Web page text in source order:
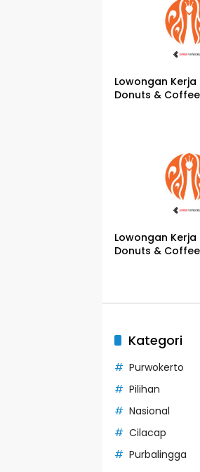
Lowongan Kerja
Donuts & Coffee
Lowongan Kerja
Donuts &
Kategori
Purwokerto
Pilihan
Nasional
Cilacap
Purbalingga